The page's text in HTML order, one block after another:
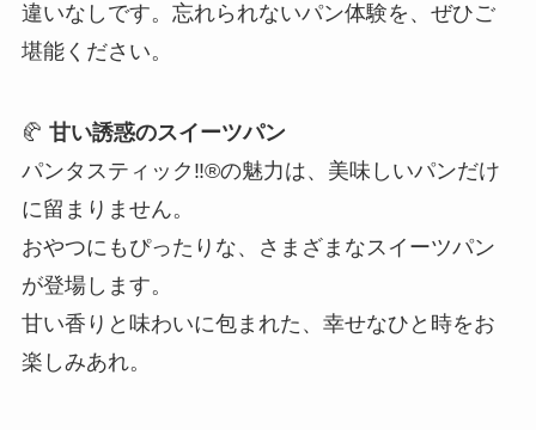
違いなしです。忘れられないパン体験を、ぜひご
堪能ください。
🥐 甘い誘惑のスイーツパン
パンタスティック‼®の魅力は、美味しいパンだけ
に留まりません。
おやつにもぴったりな、さまざまなスイーツパン
が登場します。
甘い香りと味わいに包まれた、幸せなひと時をお
楽しみあれ。